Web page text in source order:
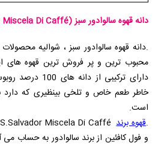
دانه قهوه سالوادور سبزMiscela Di Caffé)
.دانه قهوه سالوادور سبز ، شوالیه
محبوب ترین و پر فروش ترین قهوه های
دارای ترکیبی از
خاطر طعم خاص و تلخی بینظیری که
است.
.قهوه برند S.Salvador Miscela Di Caffé
و فول کافئین از برند سالوادور به حساب